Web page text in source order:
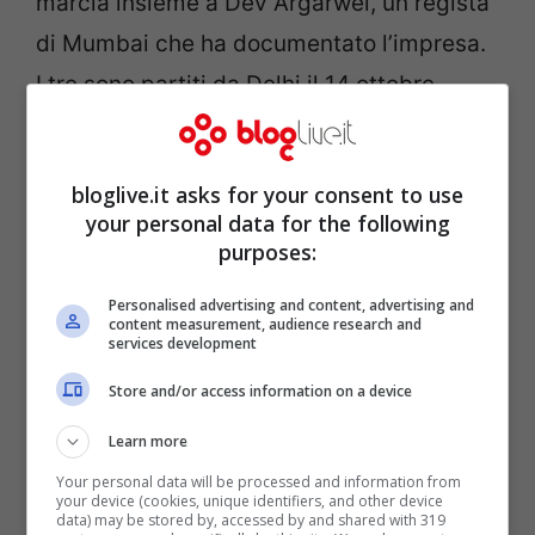
di Mumbai che ha documentato l’impresa.
I tre sono partiti da Delhi il 14 ottobre
scorso, hanno visitato il Taj Mahal prima di
arrivare a Kathmandu e procedere il giorno
dopo per il campo base dove sono arrivati
dopo una decina di giorni di trekking.
bloglive.it asks for your consent to use
your personal data for the following
purposes:
Personalised advertising and content, advertising and
content measurement, audience research and
services development
Store and/or access information on a device
Learn more
Your personal data will be processed and information from
your device (cookies, unique identifiers, and other device
data) may be stored by, accessed by and shared with 319